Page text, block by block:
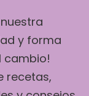
y forma
cambio!
recetas,